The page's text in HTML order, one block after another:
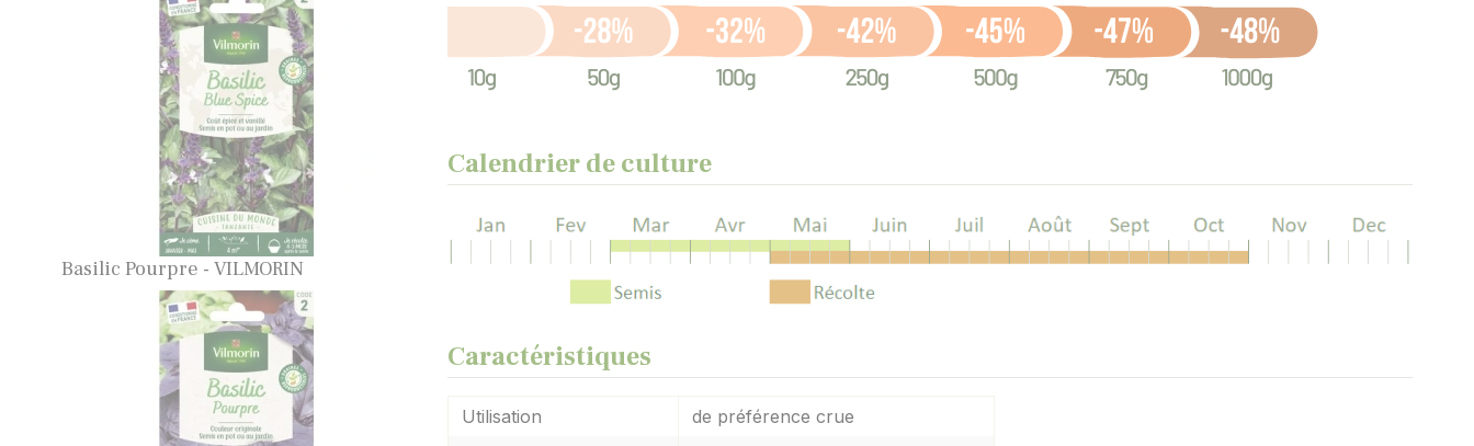
Basilic Pourpre - VILMORIN
Calendrier de culture
Caractéristiques
Utilisation
de préférence crue